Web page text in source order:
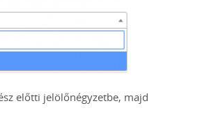
előtti jelölőnégyzetbe, majd